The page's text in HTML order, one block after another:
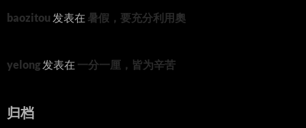
baozitou 发表在 暑假，要充分利用奧
yelong 发表在 一分一厘，皆为辛苦
归档